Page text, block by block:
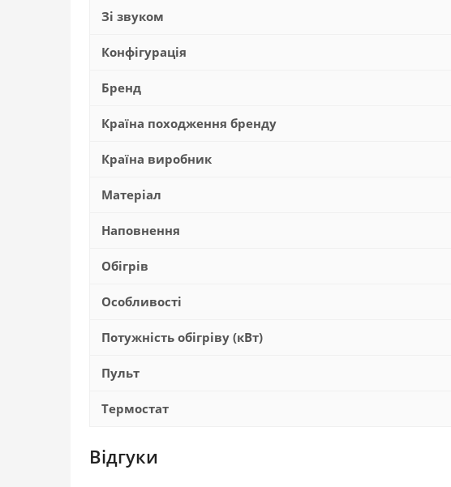
Зі звуком
Конфігурація
Бренд
Країна походження бренду
Країна виробник
Матеріал
Наповнення
Обігрів
Особливості
Потужність обігріву (кВт)
Пульт
Термостат
Відгуки